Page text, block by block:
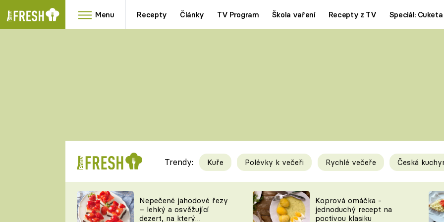
Menu Recepty Články TV Program Škola vaření Recepty z TV Speciál: Cuketa
RYCHLOVKY
Videorecepty
TEĎ VAŘÍ ŠÉF!
Tipy a triky
KAM ZA JÍDLEM
Trendy: Kuře Polévky k večeři Rychlé večeře Česká
Nepečené jahodové řezy
– lehký a osvěžující
dezert, na který
Koprová omáčka -
jednoduchý recept na
poctivou klasiku